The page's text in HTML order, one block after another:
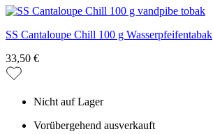
SS Cantaloupe Chill 100 g Wasserpfeifentabak
33,50 €
Nicht auf Lager
Vorübergehend ausverkauft